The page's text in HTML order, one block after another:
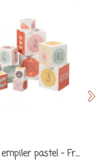
Cubes à empiler pastel - Fresk